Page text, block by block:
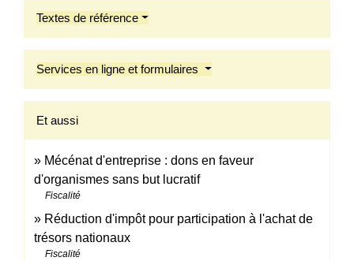
Textes de référence
Services en ligne et formulaires
Et aussi
Mécénat d'entreprise : dons en faveur
d'organismes sans but lucratif
Fiscalité
Réduction d'impôt pour participation à l'achat de
trésors nationaux
Fiscalité